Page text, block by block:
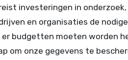
investeringen in onderzoek,
en organisaties de
budgetten moeten worden
om onze gegevens te